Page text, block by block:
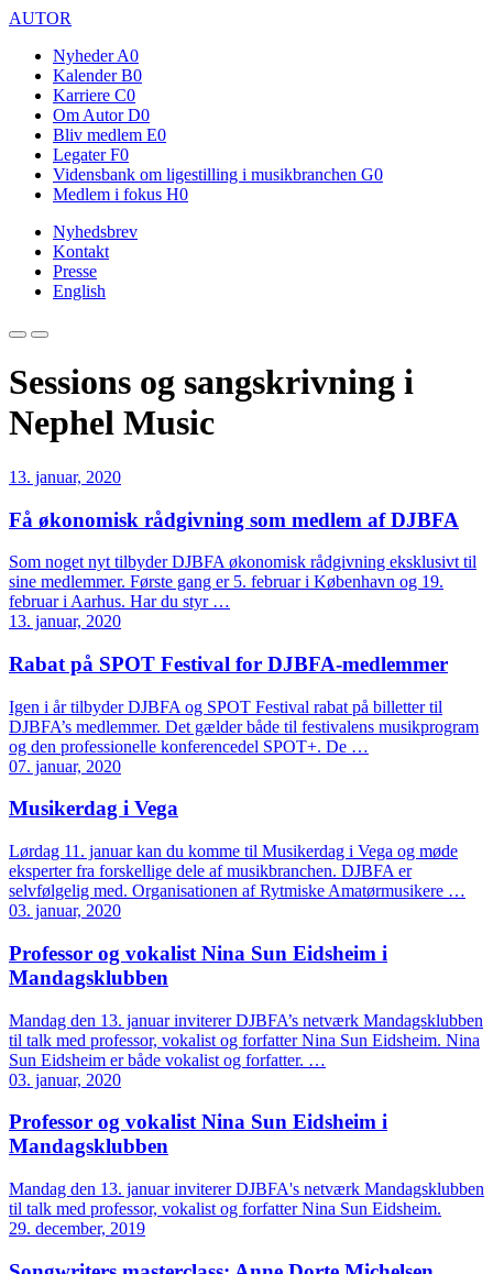
AUTOR
Nyheder A0
Kalender B0
Karriere C0
Om Autor D0
Bliv medlem E0
Legater F0
Vidensbank om ligestilling i musikbranchen G0
Medlem i fokus H0
Nyhedsbrev
Kontakt
Presse
English
Sessions og sangskrivning i
Nephel Music
13. januar, 2020
Få økonomisk rådgivning som medlem af DJBFA
Som noget nyt tilbyder DJBFA økonomisk rådgivning eksklusivt til
sine medlemmer. Første gang er 5. februar i København og 19.
februar i Aarhus. Har du styr …
13. januar, 2020
Rabat på SPOT Festival for DJBFA-medlemmer
Igen i år tilbyder DJBFA og SPOT Festival rabat på billetter til
DJBFA’s medlemmer. Det gælder både til festivalens musikprogram
og den professionelle konferencedel SPOT+. De …
07. januar, 2020
Musikerdag i Vega
Lørdag 11. januar kan du komme til Musikerdag i Vega og møde
eksperter fra forskellige dele af musikbranchen. DJBFA er
selvfølgelig med. Organisationen af Rytmiske Amatørmusikere …
03. januar, 2020
Professor og vokalist Nina Sun Eidsheim i
Mandagsklubben
Mandag den 13. januar inviterer DJBFA’s netværk Mandagsklubben
til talk med professor, vokalist og forfatter Nina Sun Eidsheim. Nina
Sun Eidsheim er både vokalist og forfatter. …
03. januar, 2020
Professor og vokalist Nina Sun Eidsheim i
Mandagsklubben
Mandag den 13. januar inviterer DJBFA's netværk Mandagsklubben
til talk med professor, vokalist og forfatter Nina Sun Eidsheim.
29. december, 2019